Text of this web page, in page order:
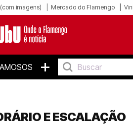
imagens) Mercado do Flamengo
+
E ESCALAÇÃO